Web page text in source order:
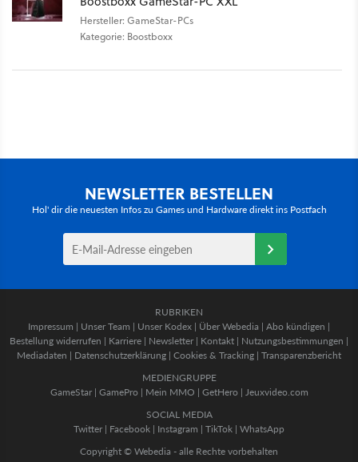
Hersteller: GameStar-PCs
Kategorie: Boostboxx
NEWSLETTER BESTELLEN
Hol' dir die neuesten Infos zu Games und Hardware direkt ins Postfach
RUBRIKEN
Impressum | Unser Team | Unser Kodex | Über Webedia | Abo kündigen |
Bestellung widerrufen | Karriere | Newsletter | Kontakt | Nutzungsbestimmungen |
Mediadaten | Datenschutzerklärung | Cookies & Tracking | Transparenzbericht
MEDIENGRUPPE
GameStar| GamePro | Mein MMO | GetHero | Jeuxvideo.com
SOCIAL MEDIA
Twitter | Facebook | Instagram | TikTok | WhatsApp
Copyright © Webedia - alle Rechte vorbehalten